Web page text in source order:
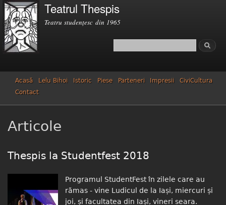
Mergi la
conţinutul
principal
Teatrul Thespis
Teatru studenţesc din 1965
Formular de căutare
Căutare
Acasă Lelu Bihoi Istoric Piese Parteneri Impresii
CiviCultura
Contact
Articole
Thespis la Studentfest 2018
Programul StudentFest în zilele care au
rămas - vine Ludicul de la Iași, miercuri și
joi, și facultatea din Iași, vineri seara.